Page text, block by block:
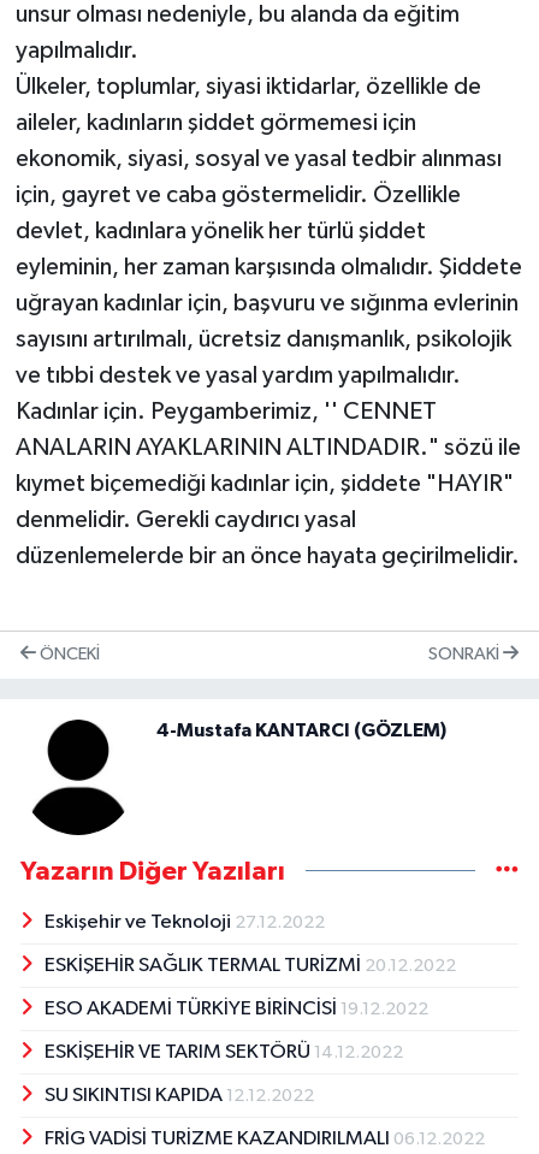
unsur olması nedeniyle, bu alanda da eğitim
yapılmalıdır.
Ülkeler, toplumlar, siyasi iktidarlar, özellikle de
aileler, kadınların şiddet görmemesi için
ekonomik, siyasi, sosyal ve yasal tedbir alınması
için, gayret ve caba göstermelidir. Özellikle
devlet, kadınlara yönelik her türlü şiddet
eyleminin, her zaman karşısında olmalıdır. Şiddete
uğrayan kadınlar için, başvuru ve sığınma evlerinin
sayısını artırılmalı, ücretsiz danışmanlık, psikolojik
ve tıbbi destek ve yasal yardım yapılmalıdır.
Kadınlar için. Peygamberimiz, '' CENNET
ANALARIN AYAKLARININ ALTINDADIR." sözü ile
kıymet biçemediği kadınlar için, şiddete "HAYIR"
denmelidir. Gerekli caydırıcı yasal
düzenlemelerde bir an önce hayata geçirilmelidir.
ÖNCEKI SONRAKI
4-Mustafa KANTARCI (GÖZLEM)
Yazarın Diğer Yazıları
Eskişehir ve Teknoloji 27.12.2022
ESKİŞEHİR SAĞLIK TERMAL TURİZMİ 20.12.2022
ESO AKADEMİ TÜRKİYE BİRİNCİSİ 19.12.2022
ESKİŞEHİR VE TARIM SEKTÖRÜ 14.12.2022
SU SIKINTISI KAPIDA 12.12.2022
FRİG VADİSİ TURİZME KAZANDIRILMALI 06.12.2022